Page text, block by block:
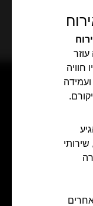
עוזר
חוויה